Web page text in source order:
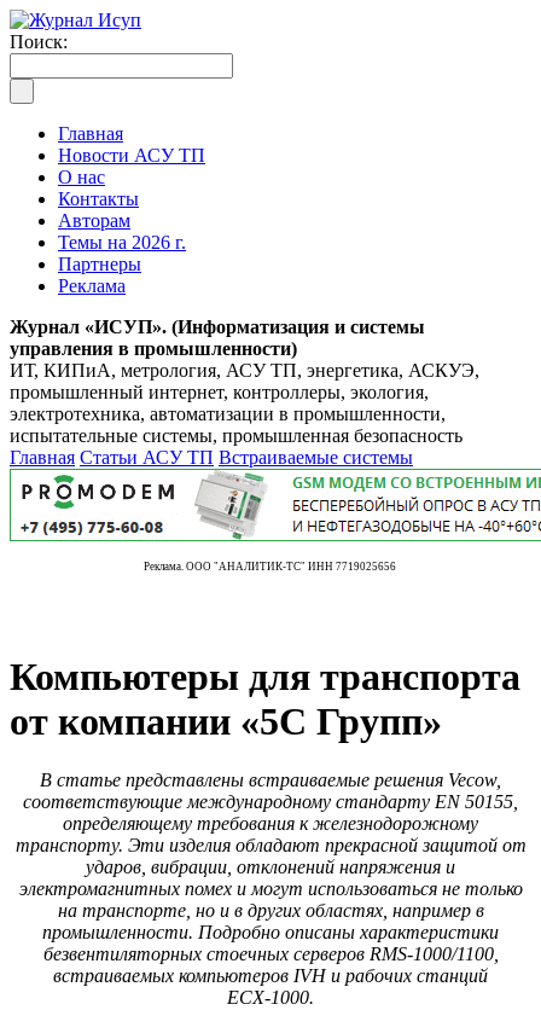
Поиск:
Главная
Новости АСУ ТП
О нас
Контакты
Авторам
Темы на 2026 г.
Партнеры
Реклама
Журнал «ИСУП». (Информатизация и системы
управления в промышленности)
ИТ, КИПиА, метрология, АСУ ТП, энергетика, АСКУЭ,
промышленный интернет, контроллеры, экология,
электротехника, автоматизации в промышленности,
испытательные системы, промышленная безопасность
Главная Статьи АСУ ТП Встраиваемые системы
Реклама. ООО "АНАЛИТИК-ТС" ИНН 7719025656
Компьютеры для транспорта
от компании «5С Групп»
В статье представлены встраиваемые решения Vecow,
соответствующие международному стандарту EN 50155,
определяющему требования к железнодорожному
транспорту. Эти изделия обладают прекрасной защитой от
ударов, вибрации, отклонений напряжения и
электромагнитных помех и могут использоваться не только
на транспорте, но и в других областях, например в
промышленности. Подробно описаны характеристики
безвентиляторных стоечных серверов RMS‑1000/1100,
встраиваемых компьютеров IVH и рабочих станций
ECX‑1000.